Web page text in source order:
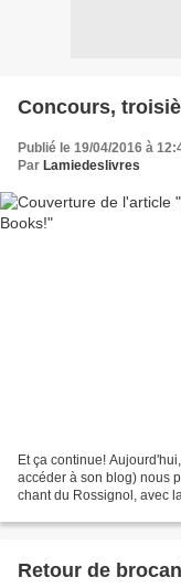
Concours,
Publié le 19/04/2016 à
Par Lamiedeslivres
Et ça continue!
accéder à son blog) nous
chant du Rossignol, avec
Retour de